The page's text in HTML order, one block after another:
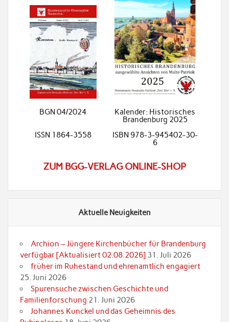
BGN 04/2024
Kalender: Historisches
Brandenburg 2025
ISSN 1864-3558
ISBN 978-3-945402-30-
6
ZUM BGG-VERLAG ONLINE-SHOP
Aktuelle Neuigkeiten
Archion – Jüngere Kirchenbücher für Brandenburg
verfügbar [Aktualisiert 02.08.2026] 31. Juli 2026
früher im Ruhestand und ehrenamtlich engagiert
25. Juni 2026
Spurensuche zwischen Geschichte und
Familienforschung 21. Juni 2026
Johannes Kunckel und das Geheimnis des